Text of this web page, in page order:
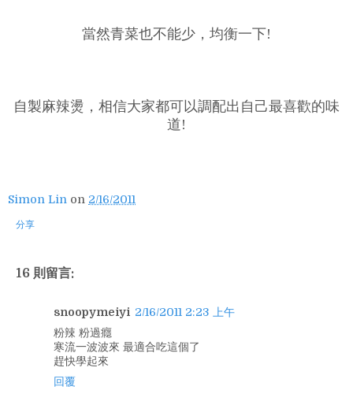
當然青菜也不能少，均衡一下!
自製麻辣燙，相信大家都可以調配出自己最喜歡的味
道!
Simon Lin on 2/16/2011
分享
16 則留言:
snoopymeiyi 2/16/2011 2:23 上午
粉辣 粉過癮
寒流一波波來 最適合吃這個了
趕快學起來
回覆